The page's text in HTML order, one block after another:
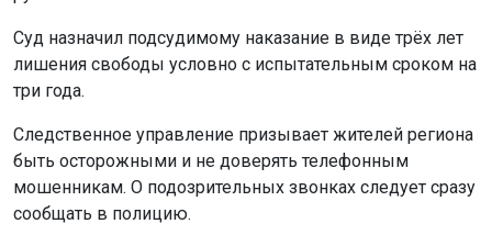
Суд назначил подсудимому наказание в виде трёх лет
лишения свободы условно с испытательным сроком на
три года.
Следственное управление призывает жителей региона
быть осторожными и не доверять телефонным
мошенникам. О подозрительных звонках следует сразу
сообщать в полицию.